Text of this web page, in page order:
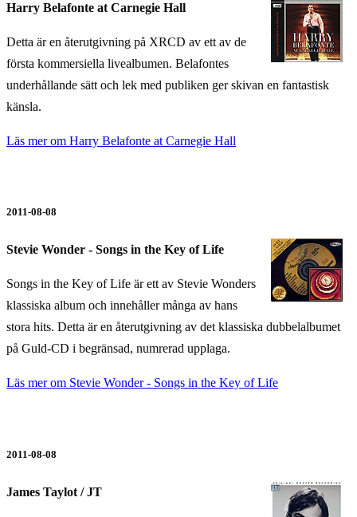
Harry Belafonte at Carnegie Hall
Detta är en återutgivning på XRCD av ett av de
första kommersiella livealbumen. Belafontes
underhållande sätt och lek med publiken ger skivan en fantastisk
känsla.
Läs mer om Harry Belafonte at Carnegie Hall
2011-08-08
Stevie Wonder - Songs in the Key of Life
Songs in the Key of Life är ett av Stevie Wonders
klassiska album och innehåller många av hans
stora hits. Detta är en återutgivning av det klassiska dubbelalbumet
på Guld-CD i begränsad, numrerad upplaga.
Läs mer om Stevie Wonder - Songs in the Key of Life
2011-08-08
James Taylot / JT